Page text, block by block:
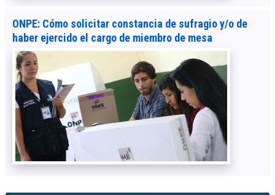
ONPE: Cómo solicitar constancia de sufragio y/o de
haber ejercido el cargo de miembro de mesa